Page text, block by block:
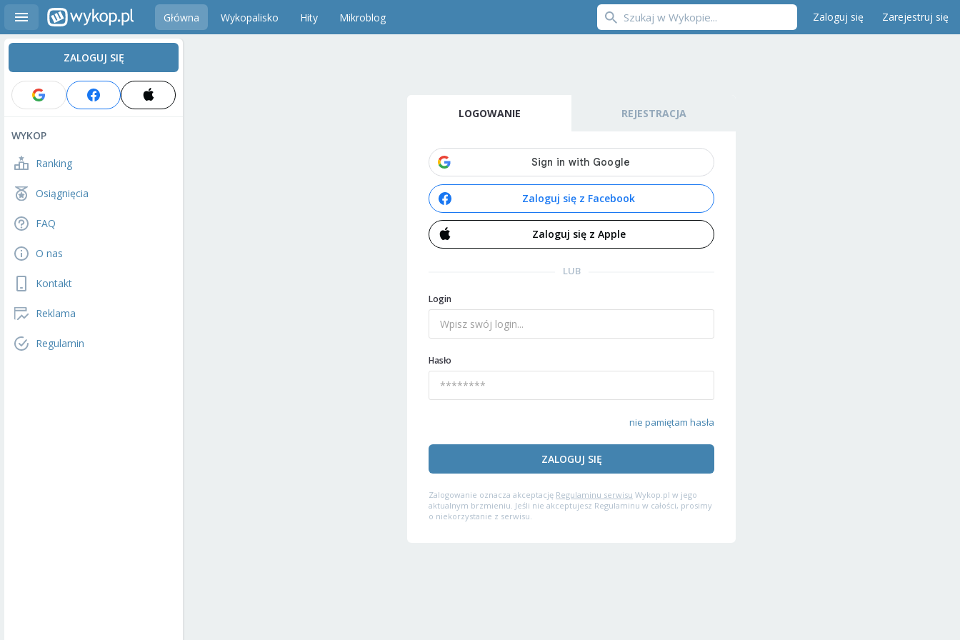
Główna Wykopalisko Hity Mikroblog Zaloguj się Zarejestruj się
ZALOGUJ SIĘ
WYKOP
Ranking
Osiągnięcia
FAQ
O nas
Kontakt
Reklama
Regulamin
LOGOWANIE REJESTRACJA
Zaloguj się z Facebook
Zaloguj się z Apple
LUB
Login
Hasło
nie pamiętam hasła
ZALOGUJ SIĘ
Zalogowanie oznacza akceptację Regulaminu serwisu Wykop.pl w jego
aktualnym brzmieniu. Jeśli nie akceptujesz Regulaminu w całości, prosimy
o niekorzystanie z serwisu.